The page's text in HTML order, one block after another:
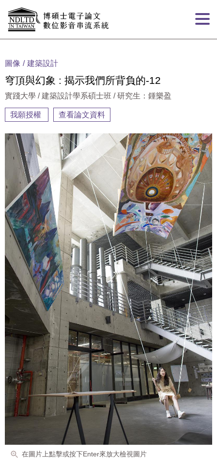
圖像 建築設計
穹頂與幻象 : 揭示我們所背負的-12
實踐大學 / 建築設計學系碩士班 / 研究生：鍾樂盈
我願授權 查看論文資料
在圖片上點擊或按下Enter來放大檢視圖片